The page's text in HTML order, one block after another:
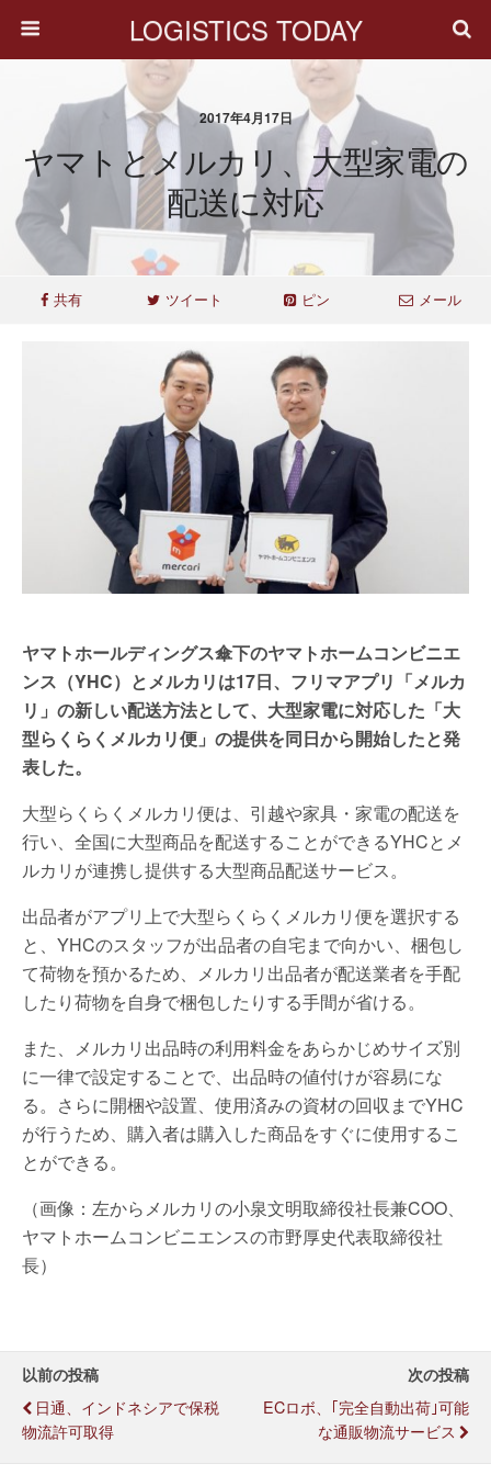
LOGISTICS TODAY
2017年4月17日
ヤマトとメルカリ、大型家電の
配送に対応
共有 ツイート ピン メール
ヤマトホールディングス傘下のヤマトホームコンビニエ
ンス（YHC）とメルカリは17日、フリマアプリ「メルカ
リ」の新しい配送方法として、大型家電に対応した「大
型らくらくメルカリ便」の提供を同日から開始したと発
表した。
大型らくらくメルカリ便は、引越や家具・家電の配送を
行い、全国に大型商品を配送することができるYHCとメ
ルカリが連携し提供する大型商品配送サービス。
出品者がアプリ上で大型らくらくメルカリ便を選択する
と、YHCのスタッフが出品者の自宅まで向かい、梱包し
て荷物を預かるため、メルカリ出品者が配送業者を手配
したり荷物を自身で梱包したりする手間が省ける。
また、メルカリ出品時の利用料金をあらかじめサイズ別
に一律で設定することで、出品時の値付けが容易にな
る。さらに開梱や設置、使用済みの資材の回収までYHC
が行うため、購入者は購入した商品をすぐに使用するこ
とができる。
（画像：左からメルカリの小泉文明取締役社長兼COO、
ヤマトホームコンビニエンスの市野厚史代表取締役社
長）
以前の投稿
日通、インドネシアで保税
物流許可取得
次の投稿
ECロボ、｢完全自動出荷｣可能
な通販物流サービス